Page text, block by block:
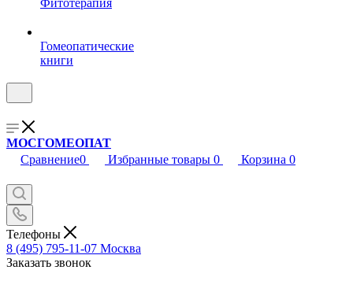
Фитотерапия
Гомеопатические
книги
МОСГОМЕОПАТ
Сравнение0 Избранные товары 0 Корзина 0
Телефоны
8 (495) 795-11-07 Москва
Заказать звонок